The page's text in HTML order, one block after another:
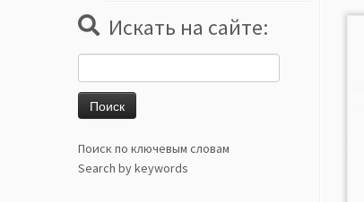
Искать на сайте:
Поиск по ключевым словам
Search by keywords